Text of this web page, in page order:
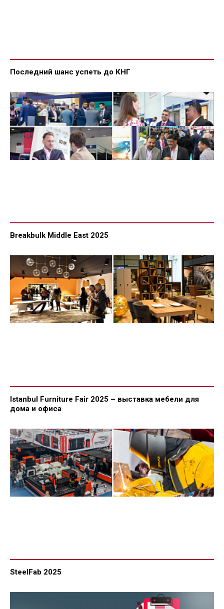
Последний шанс успеть до КНГ
Breakbulk Middle East 2025
Istanbul Furniture Fair 2025 – выставка мебели для
дома и офиса
SteelFab 2025